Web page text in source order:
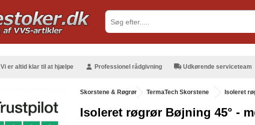
Vi er altid klar til at hjælpe Professionel rådgivning Udkørende serviceteam
Skorstene & Røgrør . TermaTech Skorstene Isoleret
Isoleret røgrør Bøjning 45° -